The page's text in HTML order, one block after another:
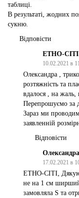
таблиці.
В результаті, жодних
сукню.
Відповісти
ЕТНО-СІТІ
10.02.2021 в
Олександра ,
розтяжність та
вдалося , на
Перепрошуємо за
Зараз ми
заявленній
Відповісти
Олександра
17.02.2021 в
ЕТНО-СІТІ, Дякую
не на 1 см
замовляла S та